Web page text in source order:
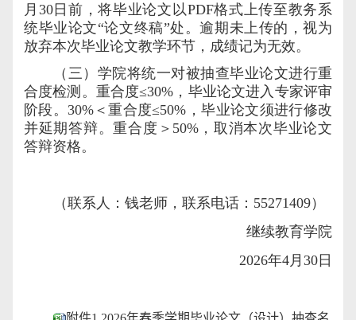
月30日前，将毕业论文以PDF格式上传至教务系
统毕业论文“论文终稿”处。逾期未上传的，视为
放弃本次毕业论文教学环节，成绩记为无效。
（三）学院将统一对被抽查毕业论文进行重
合度检测。重合度≤30%，毕业论文进入专家评审
阶段。30%＜重合度≤50%，毕业论文须进行修改
并延期答辩。重合度＞50%，取消本次毕业论文
答辩资格。
（联系人：钱老师，联系电话：55271409）
继续教育学院
2026年4月30日